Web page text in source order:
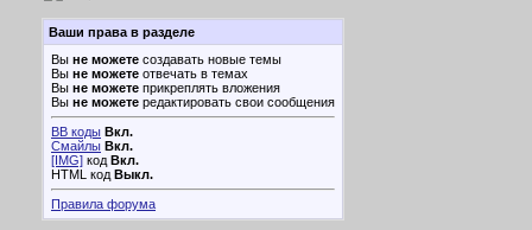
Ваши права в разделе
Вы не можете создавать новые темы
Вы не можете отвечать в темах
Вы не можете прикреплять вложения
Вы не можете редактировать свои сообщения
BB коды Вкл.
Смайлы Вкл.
[IMG] код Вкл.
HTML код Выкл.
Правила форума